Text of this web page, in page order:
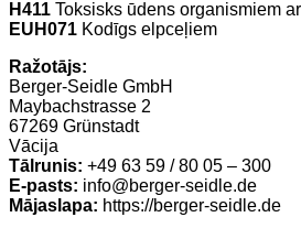
H411 Toksisks ūdens organismiem
EUH071 Kodīgs elpceļiem
Ražotājs:
Berger-Seidle GmbH
Maybachstrasse 2
67269 Grünstadt
Vācija
Tālrunis: +49 63 59 / 80 05 – 300
E-pasts: info@berger-seidle.de
Mājaslapa: https://berger-seidle.de